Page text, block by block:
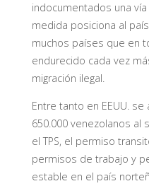
indocumentados una
medida posiciona al
muchos países que en
endurecido cada vez
migración ilegal.
Entre tanto en EEUU.
650.000 venezolanos
el TPS, el permiso
permisos de trabajo y
estable en el país